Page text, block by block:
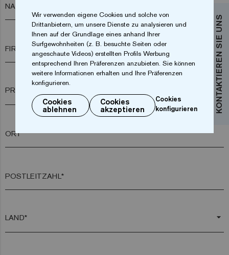
KONTAKTIEREN SIE UNS
NACHNAME*
FIRMA*
arrow_drop_down
ORT*
POSTLEITZAHL*
arrow_drop_down
Wir verwenden eigene Cookies und solche von
Drittanbietern, um unsere Dienste zu analysieren und
Ihnen auf der Grundlage eines anhand Ihrer
Surfgewohnheiten (z. B. besuchte Seiten oder
angeschaute Videos) erstellten Profils Werbung
entsprechend Ihren Präferenzen anzubieten. Sie können
weitere Informationen erhalten und Ihre Präferenzen
konfigurieren.
Cookies
ablehnen
Cookies
akzeptieren
Cookies
konfigurieren